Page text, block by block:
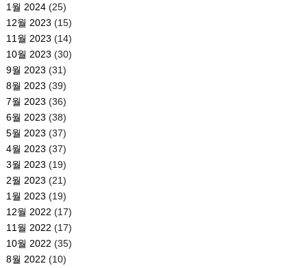
1월 2024(25)
12월 2023 (15)
11월 2023 (14)
10월 2023 (30)
9월 2023 (31)
8월 2023 (39)
7월 2023 (36)
6월 2023 (38)
5월 2023 (37)
4월 2023 (37)
3월 2023 (19)
2월 2023 (21)
1월 2023 (19)
12월 2022 (17)
11월 2022 (17)
10월 2022 (35)
8월 2022 (10)